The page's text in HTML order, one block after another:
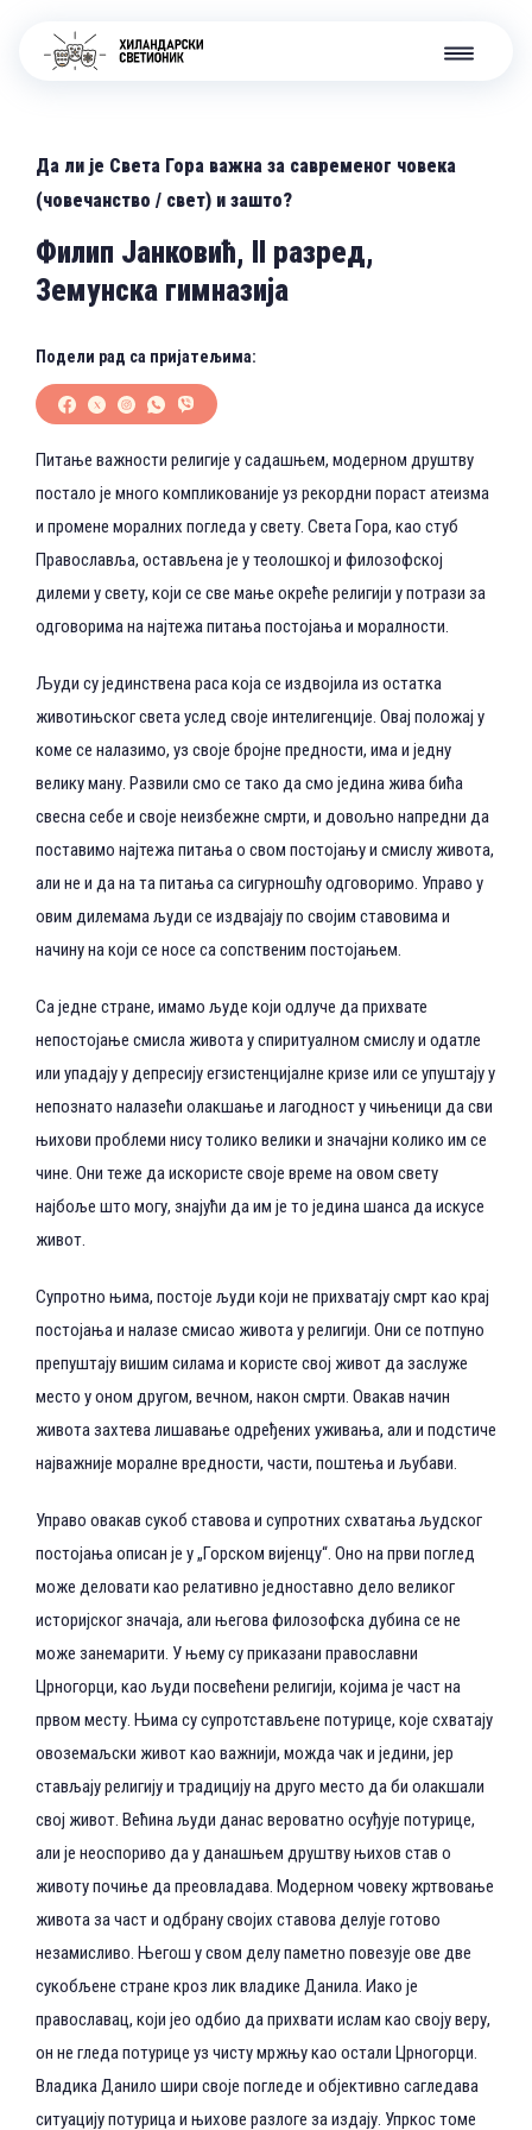
Да ли је Света Гора важна за савременог човека
(човечанство / свет) и зашто?
Филип Јанковић, II разред,
Земунска гимназија
Подели рад са пријатељима:
Питање важности религије у садашњем, модерном друштву
постало је много компликованије уз рекордни пораст атеизма
и промене моралних погледа у свету. Света Гора, као стуб
Православља, остављена је у теолошкој и филозофској
дилеми у свету, који се све мање окреће религији у потрази за
одговорима на најтежа питања постојања и моралности.
Људи су јединствена раса која се издвојила из остатка
животињског света услед своје интелигенције. Овај положај у
коме се налазимо, уз своје бројне предности, има и једну
велику ману. Развили смо се тако да смо једина жива бића
свесна себе и своје неизбежне смрти, и довољно напредни да
поставимо најтежа питања о свом постојању и смислу живота,
али не и да на та питања са сигурношћу одговоримо. Управо у
овим дилемама људи се издвајају по својим ставовима и
начину на који се носе са сопственим постојањем.
Са једне стране, имамо људе који одлуче да прихвате
непостојање смисла живота у спиритуалном смислу и одатле
или упадају у депресију егзистенцијалне кризе или се упуштају у
непознато налазећи олакшање и лагодност у чињеници да сви
њихови проблеми нису толико велики и значајни колико им се
чине. Они теже да искористе своје време на овом свету
најбоље што могу, знајући да им је то једина шанса да искусе
живот.
Супротно њима, постоје људи који не прихватају смрт као крај
постојања и налазе смисао живота у религији. Они се потпуно
препуштају вишим силама и користе свој живот да заслуже
место у оном другом, вечном, након смрти. Овакав начин
живота захтева лишавање одређених уживања, али и подстиче
најважније моралне вредности, части, поштења и љубави.
Управо овакав сукоб ставова и супротних схватања људског
постојања описан је у „Горском вијенцу“. Оно на први поглед
може деловати као релативно једноставно дело великог
историјског значаја, али његова филозофска дубина се не
може занемарити. У њему су приказани православни
Црногорци, као људи посвећени религији, којима је част на
првом месту. Њима су супротстављене потурице, које схватају
овоземаљски живот као важнији, можда чак и једини, јер
стављају религију и традицију на друго место да би олакшали
свој живот. Већина људи данас вероватно осуђује потурице,
али је неоспориво да у данашњем друштву њихов став о
животу почиње да преовладава. Модерном човеку жртвовање
живота за част и одбрану својих ставова делује готово
незамисливо. Његош у свом делу паметно повезује ове две
сукобљене стране кроз лик владике Данила. Иако је
православац, који јео одбио да прихвати ислам као своју веру,
он не гледа потурице уз чисту мржњу као остали Црногорци.
Владика Данило шири своје погледе и објективно сагледава
ситуацију потурица и њихове разлоге за издају. Упркос томе